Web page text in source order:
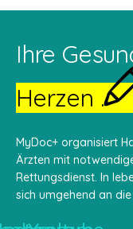
Ihre
Herzen .
MyDoc+ organisiert
Ärzten mit
Rettungsdienst. In
sich umgehend an die